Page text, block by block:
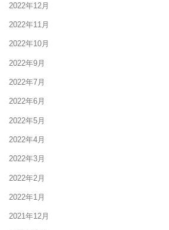
2022年12月
2022年11月
2022年10月
2022年9月
2022年7月
2022年6月
2022年5月
2022年4月
2022年3月
2022年2月
2022年1月
2021年12月